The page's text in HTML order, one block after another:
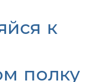
к
полку